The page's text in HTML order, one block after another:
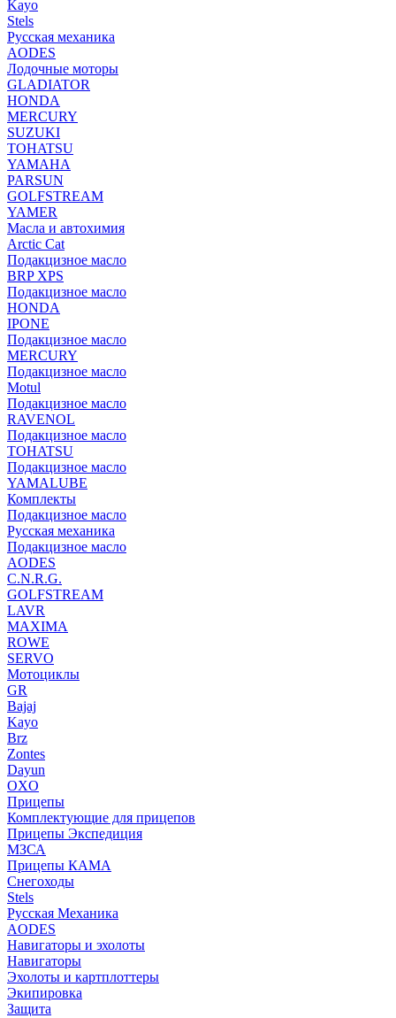
Kayo
Stels
Русская механика
AODES
Лодочные моторы
GLADIATOR
HONDA
MERCURY
SUZUKI
TOHATSU
YAMAHA
PARSUN
GOLFSTREAM
YAMER
Масла и автохимия
Arctic Cat
Подакцизное масло
BRP XPS
Подакцизное масло
HONDA
IPONE
Подакцизное масло
MERCURY
Подакцизное масло
Motul
Подакцизное масло
RAVENOL
Подакцизное масло
TOHATSU
Подакцизное масло
YAMALUBE
Комплекты
Подакцизное масло
Русская механика
Подакцизное масло
AODES
C.N.R.G.
GOLFSTREAM
LAVR
MAXIMA
ROWE
SERVO
Мотоциклы
GR
Bajaj
Kayo
Brz
Zontes
Dayun
OXO
Прицепы
Комплектующие для прицепов
Прицепы Экспедиция
МЗСА
Прицепы КАМА
Снегоходы
Stels
Русская Механика
AODES
Навигаторы и эхолоты
Навигаторы
Эхолоты и картплоттеры
Экипировка
Защита